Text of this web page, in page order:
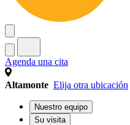
Agenda una cita
Altamonte Elija otra ubicación
Nuestro equipo
Su visita